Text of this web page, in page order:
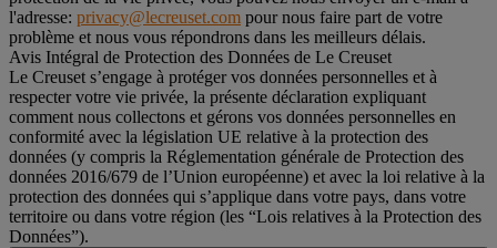
l'adresse: privacy@lecreuset.com pour nous faire part de votre
problème et nous vous répondrons dans les meilleurs délais.
Avis Intégral de Protection des Données de Le Creuset
Le Creuset s’engage à protéger vos données personnelles et à
respecter votre vie privée, la présente déclaration expliquant
comment nous collectons et gérons vos données personnelles en
conformité avec la législation UE relative à la protection des
données (y compris la Réglementation générale de Protection des
données 2016/679 de l’Union européenne) et avec la loi relative à la
protection des données qui s’applique dans votre pays, dans votre
territoire ou dans votre région (les “Lois relatives à la Protection des
Données”).